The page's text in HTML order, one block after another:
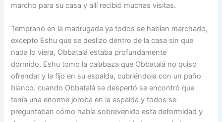
marcho para su casa y allí recibió muchas visitas.
Temprano en la madrugada ya todos se habían marchado,
excepto Eshu que se deslizo dentro de la casa sin que
nada lo viera, Obbatalá estaba profundamente
dormido. Eshu tomo la calabaza que Obbatalá no quiso
ofrendar y la fijo en su espalda, cubriéndola con un paño
blanco. cuando Obbatalá se despertó se encontró que
tenía una enorme joroba en la espalda y todos se
preguntaban cómo había sobrevenido esta deformidad y